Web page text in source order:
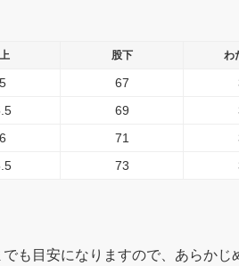
股下 わ
67
69
71
73
も目安になりますので、あらかじ